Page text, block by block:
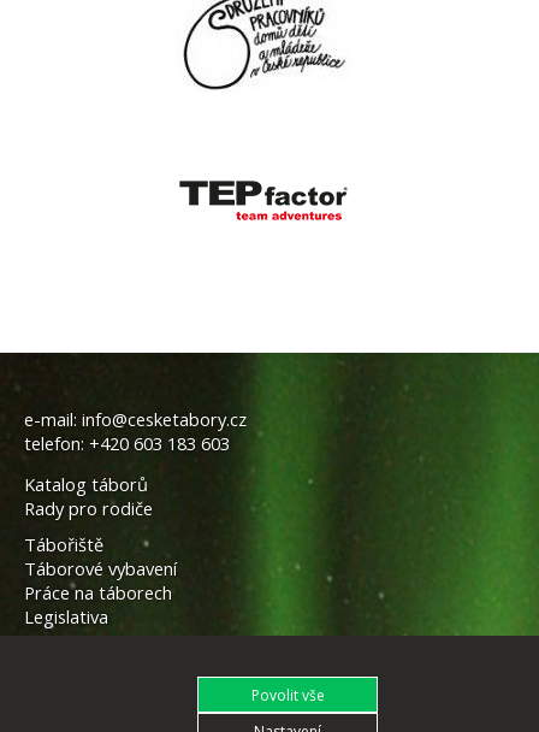
e-mail: info@cesketabory.cz
telefon: +420 603 183 603
Katalog táborů
Rady pro rodiče
Tábořiště
Táborové vybavení
Práce na táborech
Legislativa